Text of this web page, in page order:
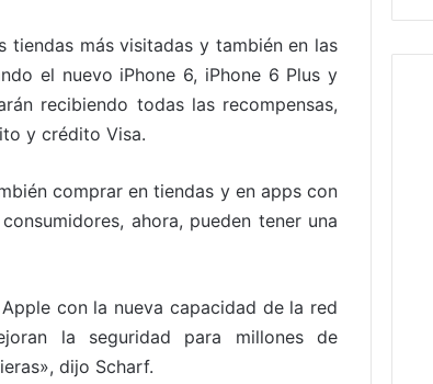
tiendas más visitadas y también en las
el nuevo iPhone 6, iPhone 6 Plus y
recibiendo todas las recompensas,
y crédito Visa.
comprar en tiendas y en apps con
ahora, pueden tener una
con la nueva capacidad de la red
la seguridad para millones de
dijo Scharf.